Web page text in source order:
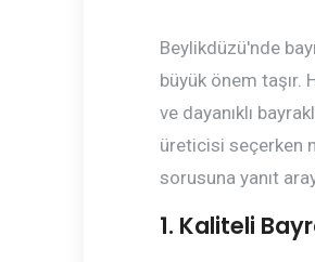
Beylikdüzü'nde
büyük önem taşır.
ve dayanıklı
üreticisi seçerken
sorusuna yanıt
1. Kaliteli